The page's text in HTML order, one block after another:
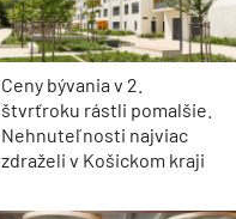
Ceny bývania v 2.
štvrťroku rástli pomalšie.
Nehnuteľnosti najviac
zdraželi v Košickom kraji